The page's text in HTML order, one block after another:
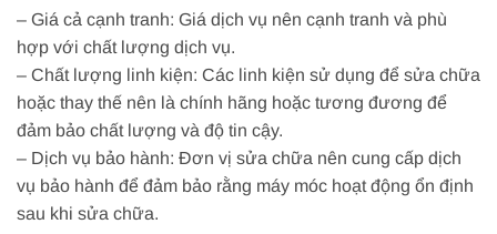
– Giá cả cạnh tranh: Giá dịch vụ nên cạnh tranh và phù
hợp với chất lượng dịch vụ.
– Chất lượng linh kiện: Các linh kiện sử dụng để sửa chữa
hoặc thay thế nên là chính hãng hoặc tương đương để
đảm bảo chất lượng và độ tin cậy.
– Dịch vụ bảo hành: Đơn vị sửa chữa nên cung cấp dịch
vụ bảo hành để đảm bảo rằng máy móc hoạt động ổn định
sau khi sửa chữa.